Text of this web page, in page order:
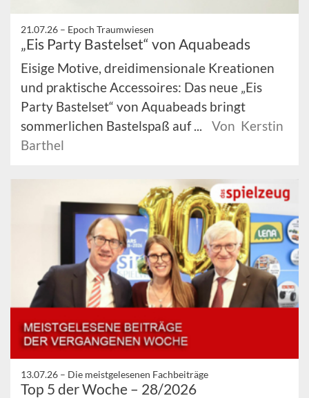
21.07.26 – Epoch Traumwiesen
„Eis Party Bastelset“ von Aquabeads
Eisige Motive, dreidimensionale Kreationen
und praktische Accessoires: Das neue „Eis
Party Bastelset“ von Aquabeads bringt
sommerlichen Bastelspaß auf ...
Von Kerstin
Barthel
13.07.26 – Die meistgelesenen Fachbeiträge
Top 5 der Woche – 28/2026